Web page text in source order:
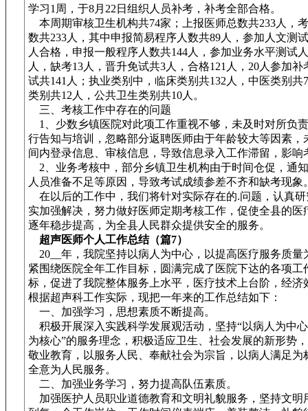
学习1周，于8月22日组织人员补考，补考全部合格。
本周期审核卫生机构共74家；上报医师总数共233人，
数共233人，其中申报简易程序人数共89人，参加人文测
人合格，申报一般程序人数共144人，参加业务水平测试
人，缺考13人，晋升免试共3人，合格121人，20人参加补
试共141人；执业类别中，临床类别共132人，中医类别共
类别共12人，公共卫生类别共10人。
三、考核工作中存在的问题
1、少数乡镇医院对此项工作重视不够，未及时对所负
行告知与培训，忽略部分返聘医师由于年龄较大等因素，
间内登录信息、审核信息，导致信息录入工作滞留，影响
2、业务考核中，部分乡镇卫生机构由于时间仓促，通
人员准备不足等原因，导致考试成绩参差不齐和缺考现象
在以后的工作中，我们将针对实际存在的.问题，认真
实加强解决，努力做好医师定期考核工作，促使全县的医
逐年稳步提高，为全县人民群众提供安全的服务。
超声医师个人工作总结（篇7）
20__年，我院坚持以病人为中心，以提高医疗服务质量
紧围绕医院全年工作目标，圆满完成了医院下达的各项工
标，促进了我院整体服务上水平，医疗技术上台阶，经济
根据超声科工作实际，现把一年来的工作总结如下：
一、加强学习，思想素质不断提高。
积极开展深入实践科学发展观活动，坚持“以病人为中
为核心”的服务理念，积极适应卫生、社会发展的新形势
敬业教育，以服务人民、奉献社会为宗旨，以病人满足为
全意为人民服务。
二、加强业务学习，努力提高队伍素质。
加强医护人员职业道德教育和文明礼貌服务，坚持文明